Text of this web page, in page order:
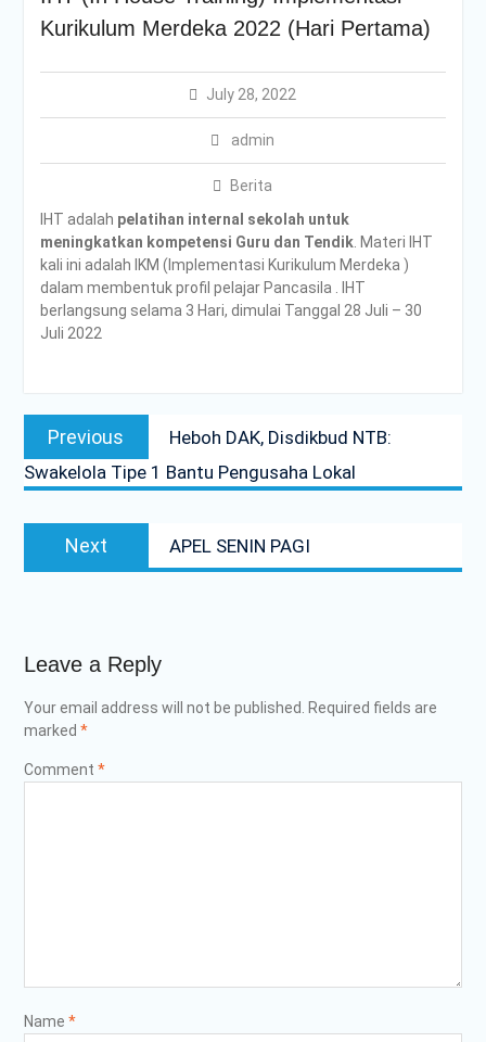
Kepala SMKN 2 Praya
Apel Peringatan Hari
Tes Kemampuan Akademik
Selamat Hari Kesaktian
Pancasila, 1 Oktober 2025!
KKP (Kawah Kepemimpinan
Pelajar)
Upacara Peringatan HUT
MPLS HARI KE 3
Melangkah Ke Hari Kedua
MPLS
PRA – MASA PENGENALAN
HARKITNAS KE-117
Kurikulum Merdeka 2022 (Hari Pertama)
July 28, 2022
admin
Berita
IHT adalah pelatihan internal sekolah untuk
meningkatkan kompetensi Guru dan Tendik. Materi IHT
kali ini adalah IKM (Implementasi Kurikulum Merdeka )
dalam membentuk profil pelajar Pancasila . IHT
berlangsung selama 3 Hari, dimulai Tanggal 28 Juli – 30
Juli 2022
Post
navigation
Previous
post:
Heboh DAK, Disdikbud NTB:
Swakelola Tipe 1 Bantu Pengusaha Lokal
Next
post:
APEL SENIN PAGI
Leave a Reply
Your email address will not be published.
Required fields are
marked *
Comment *
Name *